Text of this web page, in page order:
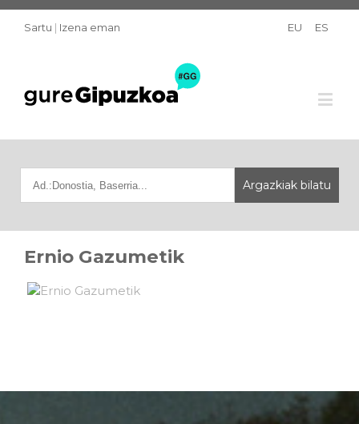
Sartu | Izena eman EU ES
Ernio Gazumetik